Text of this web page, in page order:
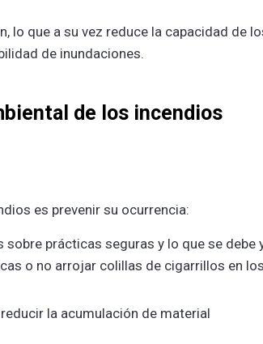
lo que a su vez reduce la capacidad de
de inundaciones.
de los incendios
es prevenir su ocurrencia:
prácticas seguras y lo que se debe
o no arrojar colillas de cigarrillos en los
la acumulación de material